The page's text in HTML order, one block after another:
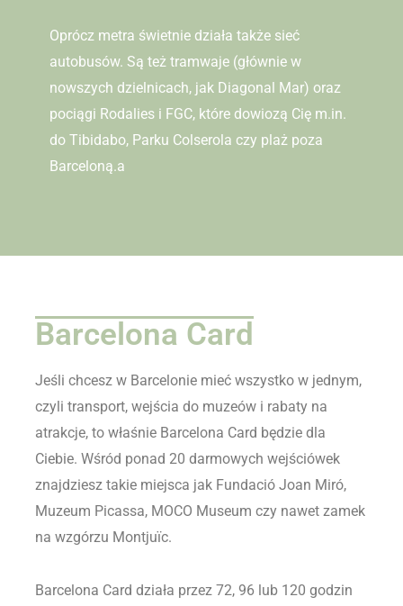
Oprócz metra świetnie działa także sieć
autobusów. Są też tramwaje (głównie w
nowszych dzielnicach, jak Diagonal Mar) oraz
pociągi Rodalies i FGC, które dowiozą Cię m.in.
do Tibidabo, Parku Colserola czy plaż poza
Barceloną.a
Barcelona Card
Jeśli chcesz w Barcelonie mieć wszystko w jednym,
czyli transport, wejścia do muzeów i rabaty na
atrakcje, to właśnie Barcelona Card będzie dla
Ciebie. Wśród ponad 20 darmowych wejściówek
znajdziesz takie miejsca jak Fundació Joan Miró,
Muzeum Picassa, MOCO Museum czy nawet zamek
na wzgórzu Montjuïc.
Barcelona Card działa przez 72, 96 lub 120 godzin